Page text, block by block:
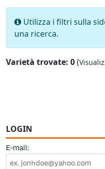
Utilizza i filtri sulla
una ricerca.
Varietà trovate: 0(
LOGIN
E-mail: